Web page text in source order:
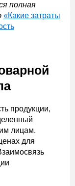
полная
«Какие затраты
продукции,
лицам.
для